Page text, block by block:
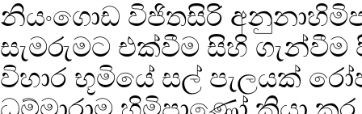
නියංගොඩ විජිතසිරි
සැමරුමට එක්වීම සිහි
විහාර භූමියේ සල් පැලයක්